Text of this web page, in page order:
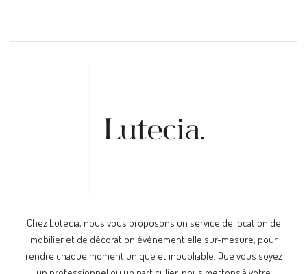
Chez Lutecia, nous vous proposons un service de location de
mobilier et de décoration évènementielle sur-mesure, pour
rendre chaque moment unique et inoubliable. Que vous soyez